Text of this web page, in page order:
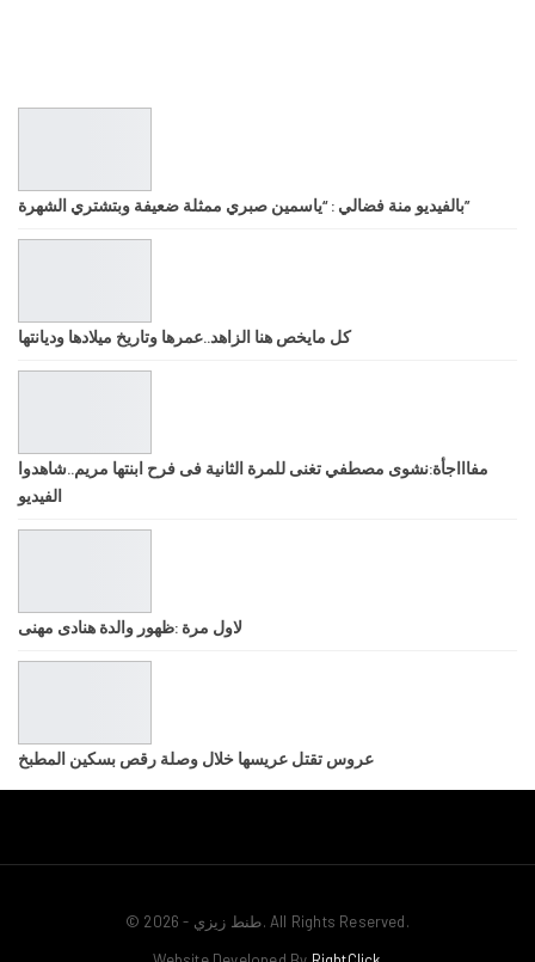
بالفيديو منة فضالي : “ياسمين صبري ممثلة ضعيفة وبتشتري الشهرة”
كل مايخص هنا الزاهد..عمرها وتاريخ ميلادها وديانتها
مفاااجأة:نشوى مصطفي تغنى للمرة الثانية فى فرح ابنتها مريم..شاهدوا
الفيديو
لاول مرة :ظهور والدة هنادى مهنى
عروس تقتل عريسها خلال وصلة رقص بسكين المطبخ
© 2026 - طنط زيزي. All Rights Reserved.